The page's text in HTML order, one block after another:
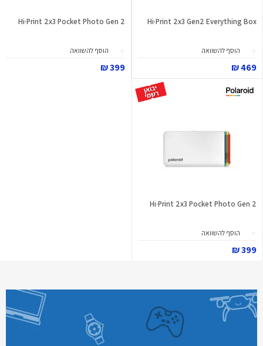
Hi·Print 2x3 Gen2 Everything Box
הוסף להשוואה
469 ₪
Hi·Print 2x3 Pocket Photo Gen 2
הוסף להשוואה
399 ₪
Hi·Print 2x3 Pocket Photo Gen 2
הוסף להשוואה
399 ₪